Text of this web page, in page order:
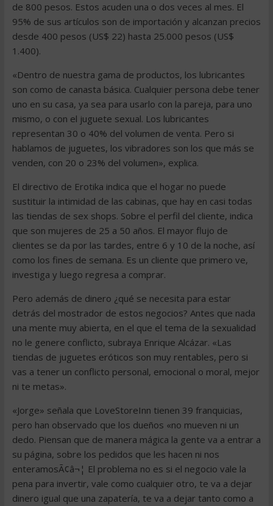
de 800 pesos. Estos acuden una o dos veces al mes. El
95% de sus artículos son de importación y alcanzan precios
desde 400 pesos (US$ 22) hasta 25.000 pesos (US$
1.400).
«Dentro de nuestra gama de productos, los lubricantes
son como de canasta básica. Cualquier persona debe tener
uno en su casa, ya sea para usarlo con la pareja, para uno
mismo, o con el juguete sexual. Los lubricantes
representan 30 o 40% del volumen de venta. Pero si
hablamos de juguetes, los vibradores son los que más se
venden, con 20 o 23% del volumen», explica.
El directivo de Erotika indica que el hogar no puede
sustituir la intimidad de las cabinas, que hay en casi todas
las tiendas de sex shops. Sobre el perfil del cliente, indica
que son mujeres de 25 a 50 años. El mayor flujo de
clientes se da por las tardes, entre 6 y 10 de la noche, así
como los fines de semana. Es un cliente que primero ve,
investiga y luego regresa a comprar.
Pero además de dinero ¿qué se necesita para estar
detrás del mostrador de estos negocios? Antes que nada
una mente muy abierta, en el que el tema de la sexualidad
no le genere conflicto, subraya Enrique Alcázar. «Las
tiendas de juguetes eróticos son muy rentables, pero si
vas a tener un conflicto personal, emocional o moral, mejor
ni te metas».
«Jorge» señala que LoveStoreInn tienen 39 franquicias,
pero han observado que los dueños «no mueven ni un
dedo. Piensan que de manera mágica la gente va a entrar a
su página, sobre los pedidos que les hacen ni nos
enteramosÃ¢â¬¦ El problema no es si el negocio vale la
pena para invertir, vale como cualquier otro, te va a dejar
dinero igual que una zapatería, te va a dejar tanto como a